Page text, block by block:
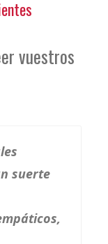
vuestros
suerte